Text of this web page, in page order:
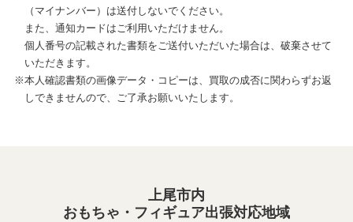
（マイナンバー）は送付しないでください。
また、通知カードはご利用いただけません。
個人番号の記載された書類をご送付いただいた場合は、破棄させて
いただきます。
※本人確認書類の画像データ・コピーは、買取の成否に関わらずお返
しできませんので、ご了承お願いいたします。
上尾市内
おもちゃ・フィギュア出張対応地域